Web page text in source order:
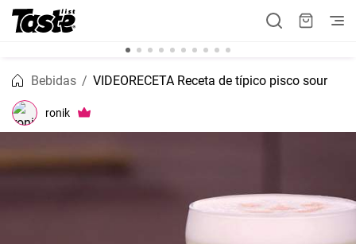
Bebidas VIDEORECETA Receta de típico pisco sour
ronik